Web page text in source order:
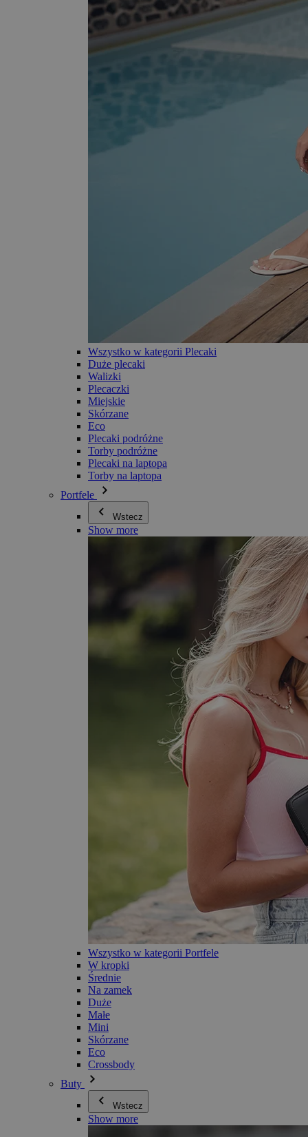
Wszystko w kategorii Plecaki
Duże plecaki
Walizki
Plecaczki
Miejskie
Skórzane
Eco
Plecaki podróżne
Torby podróżne
Plecaki na laptopa
Torby na laptopa
Portfele
Wstecz
Show more
Wszystko w kategorii Portfele
W kropki
Średnie
Na zamek
Duże
Małe
Mini
Skórzane
Eco
Crossbody
Buty
Wstecz
Show more